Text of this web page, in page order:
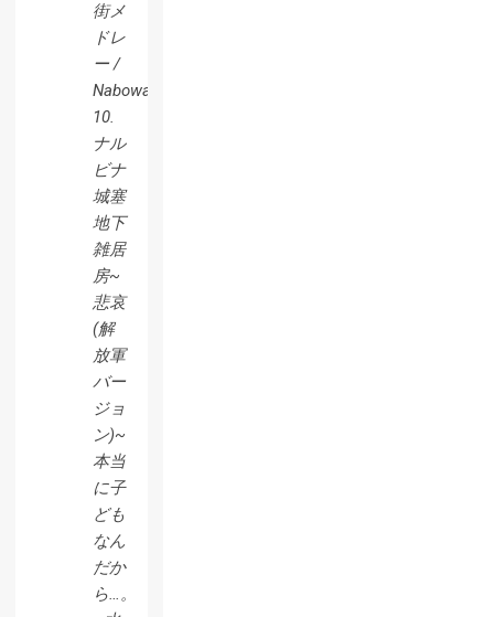
街メ
ドレ
ー /
Nabowa
10.
ナル
ビナ
城塞
地下
雑居
房~
悲哀
(解
放軍
バー
ジョ
ン)~
本当
に子
ども
なん
だか
ら…。